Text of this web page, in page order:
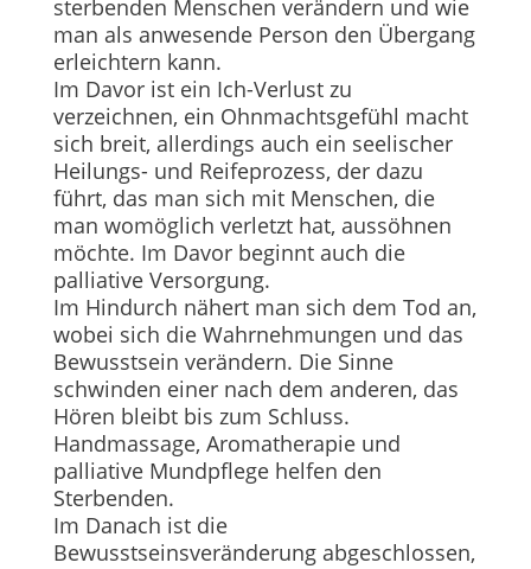
sterbenden Menschen verändern und wie
man als anwesende Person den Übergang
erleichtern kann.
Im Davor ist ein Ich-Verlust zu
verzeichnen, ein Ohnmachtsgefühl macht
sich breit, allerdings auch ein seelischer
Heilungs- und Reifeprozess, der dazu
führt, das man sich mit Menschen, die
man womöglich verletzt hat, aussöhnen
möchte. Im Davor beginnt auch die
palliative Versorgung.
Im Hindurch nähert man sich dem Tod an,
wobei sich die Wahrnehmungen und das
Bewusstsein verändern. Die Sinne
schwinden einer nach dem anderen, das
Hören bleibt bis zum Schluss.
Handmassage, Aromatherapie und
palliative Mundpflege helfen den
Sterbenden.
Im Danach ist die
Bewusstseinsveränderung abgeschlossen,